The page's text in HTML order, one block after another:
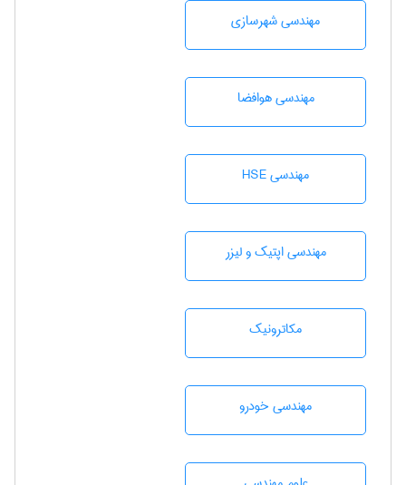
مهندسی شهرسازی
مهندسی هوافضا
مهندسی HSE
مهندسی اپتیک و لیزر
مکاترونیک
مهندسی خودرو